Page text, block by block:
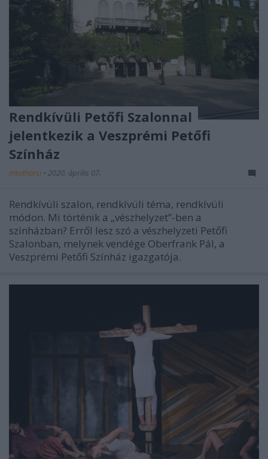
Rendkívüli Petőfi Szalonnal
jelentkezik a Veszprémi Petőfi
Színház
mtothorsi • 2020. április 07.
Rendkívüli szalon, rendkívüli téma, rendkívüli
módon. Mi történik a „vészhelyzet”-ben a
színházban? Erről lesz szó a vészhelyzeti Petőfi
Szalonban, melynek vendége Oberfrank Pál, a
Veszprémi Petőfi Színház igazgatója.